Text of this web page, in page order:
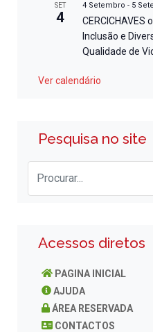
SET
4
4 Setembro - 5
CERCICHAVES
Inclusão e
Qualidade de
Ver calendário
Pesquisa no site
Acessos diretos
PAGINA INICIAL
AJUDA
ÁREA RESERVADA
CONTACTOS